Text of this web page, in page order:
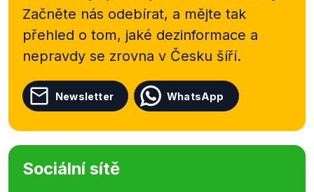
Začněte nás odebírat, a mějte tak
přehled o tom, jaké dezinformace a
nepravdy se zrovna v Česku šíří.
Newsletter WhatsApp
Sociální sítě